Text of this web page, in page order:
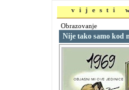
vijesti
Obrazovanje
Nije tako samo kod